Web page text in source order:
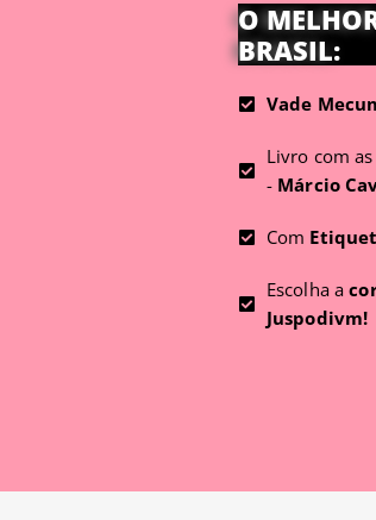
O
BRASIL:
Vade
Livro com as
- Márcio
Com
Escolha a
Juspodivm!